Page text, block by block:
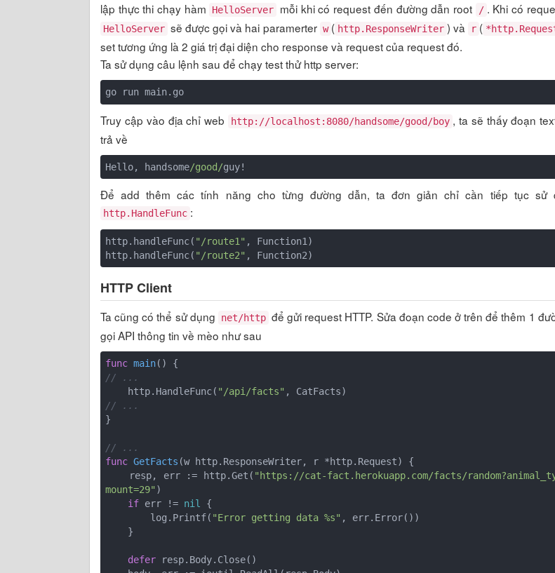
lập thực thi chạy hàm
HelloServer mỗi khi có request đến đường dẫn root / . Khi có
HelloServer sẽ được gọi và hai paramerter w ( http.ResponseWriter ) và r (
set tương ứng là 2 giá trị đại diện cho response và request của request đó.
Ta sử dụng câu lệnh sau để chạy test thử http server:
Truy cập vào địa chỉ web http://localhost:8080/handsome/good/boy , ta sẽ thấy đoạn
trả về
Hello, handsome/good/
Để add thêm các tính năng cho từng đường dẫn, ta đơn giản chỉ cần tiếp tục sử
http.HandleFunc :
http.handleFunc( "/route1" , Function1)
http.handleFunc( "/route2"
HTTP Client
Ta cũng có thể sử dụng net/http để gửi request HTTP. Sửa đoạn code ở trên để thêm 1
gọi API thông tin về mèo như sau
func main()
// ...
    http.HandleFunc(
"/api/facts"
// ...
}
// ...
func GetFacts (w http.ResponseWriter, r *http.Request)
{
    resp, err := http.Get(
"https://cat-fact.herokuapp.com/facts/
mount=29" )
if err != nil {
        log.Printf(
"Error getting data %s" , err.Error())
defer resp.Body.Close()